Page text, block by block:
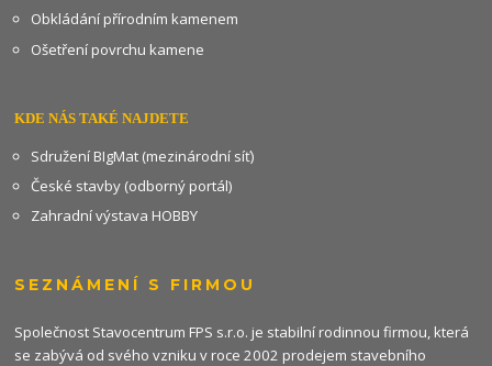
Obkládání přírodním kamenem
Ošetření povrchu kamene
KDE NÁS TAKÉ NAJDETE
Sdružení BIgMat (mezinárodní síť)
České stavby (odborný portál)
Zahradní výstava HOBBY
SEZNÁMENÍ S FIRMOU
Společnost Stavocentrum FPS s.r.o. je stabilní rodinnou firmou, která
se zabývá od svého vzniku v roce 2002 prodejem stavebního